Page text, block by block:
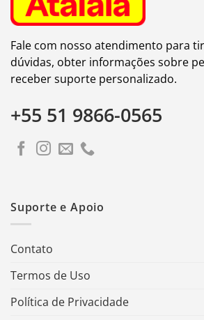
Fale com nosso atendimento para
dúvidas, obter informações sobre
receber suporte personalizado.
+55 51 9866-0565
Suporte e Apoio
Contato
Termos de Uso
Política de Privacidade